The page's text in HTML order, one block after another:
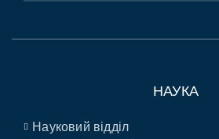
НАУКА
Науковий відділ